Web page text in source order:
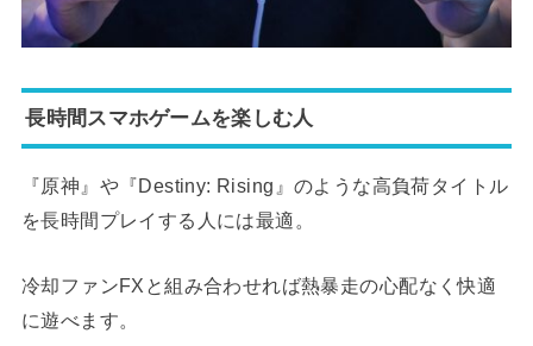
長時間スマホゲームを楽しむ人
『原神』や『Destiny: Rising』のような高負荷タイトル
を長時間プレイする人には最適。
冷却ファンFXと組み合わせれば熱暴走の心配なく快適
に遊べます。